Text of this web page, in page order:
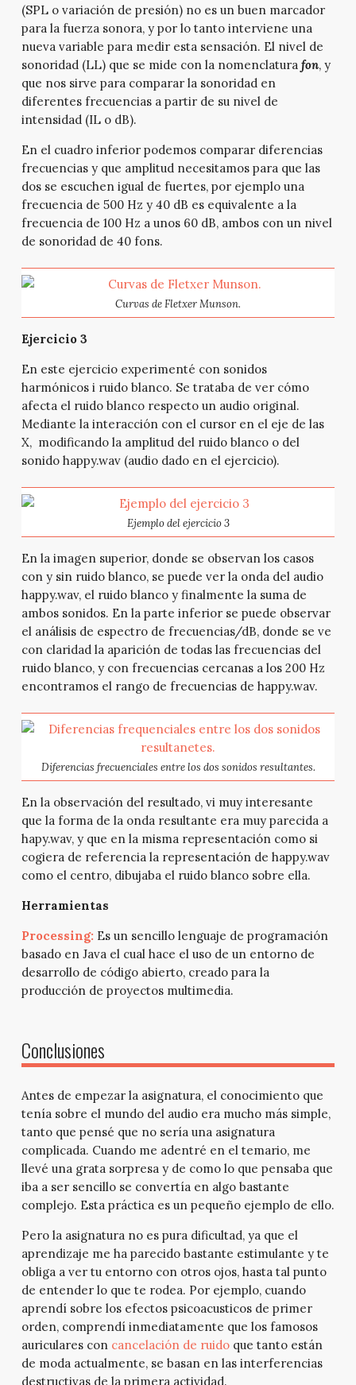
(SPL o variación de presión) no es un buen marcador
para la fuerza sonora, y por lo tanto interviene una
nueva variable para medir esta sensación. El nivel de
sonoridad (LL) que se mide con la nomenclatura fon, y
que nos sirve para comparar la sonoridad en
diferentes frecuencias a partir de su nivel de
intensidad (IL o dB).
En el cuadro inferior podemos comparar diferencias
frecuencias y que amplitud necesitamos para que las
dos se escuchen igual de fuertes, por ejemplo una
frecuencia de 500 Hz y 40 dB es equivalente a la
frecuencia de 100 Hz a unos 60 dB, ambos con un nivel
de sonoridad de 40 fons.
Curvas de Fletxer Munson.
Ejercicio 3
En este ejercicio experimenté con sonidos
harmónicos i ruido blanco. Se trataba de ver cómo
afecta el ruido blanco respecto un audio original.
Mediante la interacción con el cursor en el eje de las
X, modificando la amplitud del ruido blanco o del
sonido happy.wav (audio dado en el ejercicio).
Ejemplo del ejercicio 3
En la imagen superior, donde se observan los casos
con y sin ruido blanco, se puede ver la onda del audio
happy.wav, el ruido blanco y finalmente la suma de
ambos sonidos. En la parte inferior se puede observar
el análisis de espectro de frecuencias/dB, donde se ve
con claridad la aparición de todas las frecuencias del
ruido blanco, y con frecuencias cercanas a los 200 Hz
encontramos el rango de frecuencias de happy.wav.
Diferencias frecuenciales entre los dos sonidos resultantes.
En la observación del resultado, vi muy interesante
que la forma de la onda resultante era muy parecida a
hapy.wav, y que en la misma representación como si
cogiera de referencia la representación de happy.wav
como el centro, dibujaba el ruido blanco sobre ella.
Herramientas
Processing: Es un sencillo lenguaje de programación
basado en Java el cual hace el uso de un entorno de
desarrollo de código abierto, creado para la
producción de proyectos multimedia.
Conclusiones
Antes de empezar la asignatura, el conocimiento que
tenía sobre el mundo del audio era mucho más simple,
tanto que pensé que no sería una asignatura
complicada. Cuando me adentré en el temario, me
llevé una grata sorpresa y de como lo que pensaba que
iba a ser sencillo se convertía en algo bastante
complejo. Esta práctica es un pequeño ejemplo de ello.
Pero la asignatura no es pura dificultad, ya que el
aprendizaje me ha parecido bastante estimulante y te
obliga a ver tu entorno con otros ojos, hasta tal punto
de entender lo que te rodea. Por ejemplo, cuando
aprendí sobre los efectos psicoacusticos de primer
orden, comprendí inmediatamente que los famosos
auriculares con cancelación de ruidoque tanto están
de moda actualmente, se basan en las interferencias
destructivas de la primera actividad.